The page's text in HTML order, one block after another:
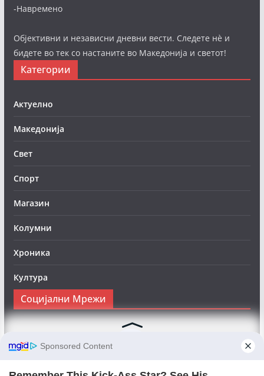
-Навремено
Објективни и независни дневни вести. Следете нè и
бидете во тек со настаните во Македонија и светот!
Категории
Актуелно
Македонија
Свет
Спорт
Магазин
Колумни
Хроника
Култура
Социјални Мрежи